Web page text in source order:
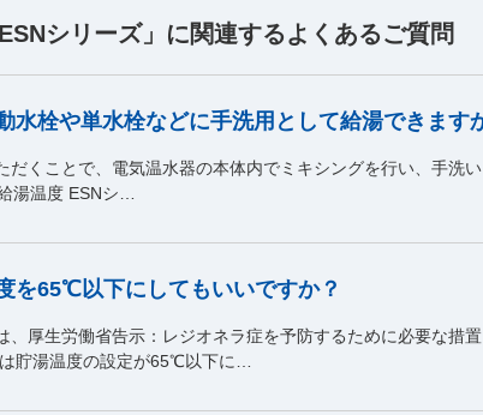
ESNシリーズ」に関連するよくあるご質問
水栓や単水栓などに手洗用として給湯できます
だくことで、電気温水器の本体内でミキシングを行い、手洗
湯温度 ESNシ…
を65℃以下にしてもいいですか？
、厚生労働省告示：レジオネラ症を予防するために必要な措
貯湯温度の設定が65℃以下に…